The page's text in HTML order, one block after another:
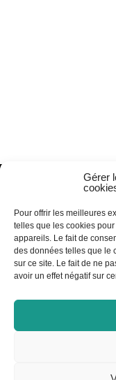
Gérer
Pour offrir les meilleures
telles que les cookies
appareils. Le fait de
des données telles que le
sur ce site. Le fait de ne
avoir un effet négatif sur
RECEVOIR NOS INFOS
RECRUTEMENT
HORAIRES DE